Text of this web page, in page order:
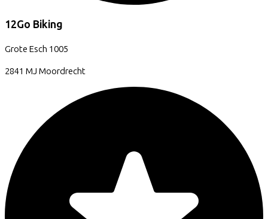
12Go Biking
Grote Esch 1005
2841 MJ Moordrecht